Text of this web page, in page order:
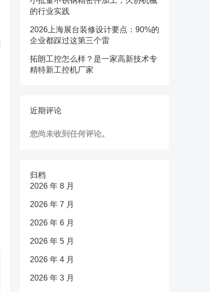
的行业实践
2026上海展台装修设计要点：90%的
企业都踩过这第三个雷
拓朗工控怎么样？是一家高新技术专
精特新工控机厂家
近期评论
您尚未收到任何评论。
归档
2026 年 8 月
2026 年 7 月
2026 年 6 月
2026 年 5 月
2026 年 4 月
2026 年 3 月